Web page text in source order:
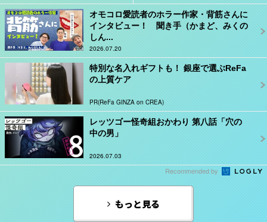
オモコロ愛読者のホラー作家・背筋さんに
インタビュー！ 聞き手（かまど、みくの
しん...
2026.07.20
特別な名入れギフトも！ 銀座で選ぶReFa
の上質ケア
PR(ReFa GINZA on CREA)
レッツゴー怪奇組おかわり 第八話「穴の
中の男」
2026.07.03
Recommended by
もっと見る